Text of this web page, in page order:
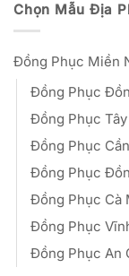
Chọn Mẫu Địa
Đồng Phục Miền
Đồng Phục
Đồng Phục
Đồng Phục
Đồng Phục
Đồng Phục Cà
Đồng Phục
Đồng Phục An